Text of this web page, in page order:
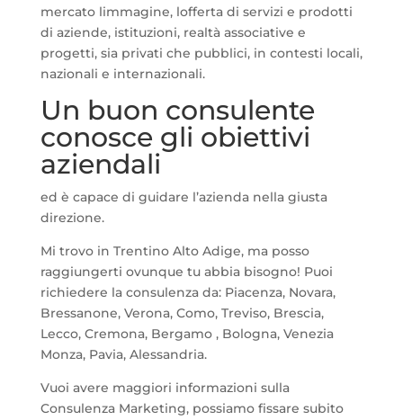
mercato limmagine, lofferta di servizi e prodotti
di aziende, istituzioni, realtà associative e
progetti, sia privati che pubblici, in contesti locali,
nazionali e internazionali.
Un buon consulente
conosce gli obiettivi
aziendali
ed è capace di guidare l’azienda nella giusta
direzione.
Mi trovo in Trentino Alto Adige, ma posso
raggiungerti ovunque tu abbia bisogno! Puoi
richiedere la consulenza da: Piacenza, Novara,
Bressanone, Verona, Como, Treviso, Brescia,
Lecco, Cremona, Bergamo , Bologna, Venezia
Monza, Pavia, Alessandria.
Vuoi avere maggiori informazioni sulla
Consulenza Marketing, possiamo fissare subito